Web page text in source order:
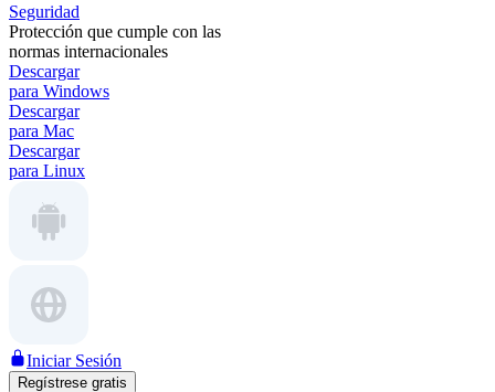
Seguridad
Protección que cumple con las
normas internacionales
Descargar
para Windows
Descargar
para Mac
Descargar
para Linux
Iniciar Sesión
Regístrese gratis